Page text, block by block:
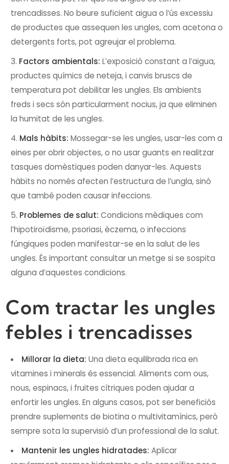
trencadisses. No beure suficient aigua o l’ús excessiu
de productes que assequen les ungles, com acetona o
detergents forts, pot agreujar el problema.
Factors ambientals: L’exposició constant a l’aigua,
productes químics de neteja, i canvis bruscs de
temperatura pot debilitar les ungles. Els ambients
freds i secs són particularment nocius, ja que eliminen
la humitat de les ungles.
Mals hàbits: Mossegar-se les ungles, usar-les com a
eines per obrir objectes, o no usar guants en realitzar
tasques domèstiques poden danyar-les. Aquests
hàbits no només afecten l’estructura de l’ungla, sinó
que també poden causar infeccions.
Problemes de salut: Condicions mèdiques com
l’hipotiroïdisme, psoriasi, èczema, o infeccions
fúngiques poden manifestar-se en la salut de les
ungles. És important consultar un metge si se sospita
alguna d’aquestes condicions.
Com tractar les ungles
febles i trencadisses
Millorar la dieta: Una dieta equilibrada rica en
vitamines i minerals és essencial. Aliments com ous,
nous, espinacs, i fruites cítriques poden ajudar a
enfortir les ungles. En alguns casos, pot ser beneficiós
prendre suplements de biotina o multivitamínics, però
sempre sota la supervisió d’un professional de la salut.
Mantenir les ungles hidratades:Aplicar